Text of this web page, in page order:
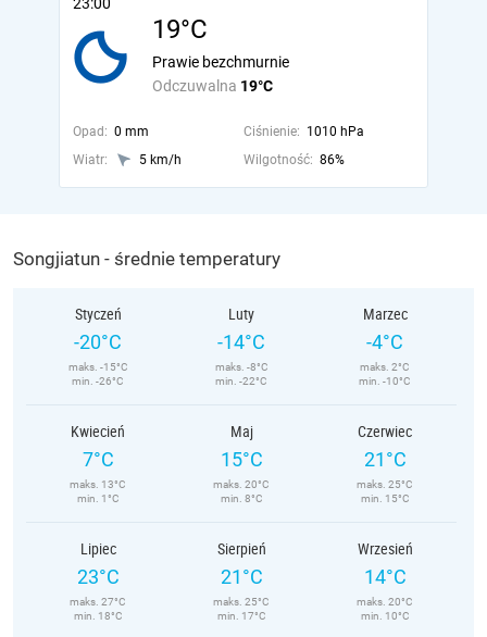
19°C
Odczuwalna 19°C
Prawie bezchmurnie
Opad: 0 mm Ciśnienie: 1010 hPa
Wiatr:
5 km/h Wilgotność: 86%
Songjiatun - średnie temperatury
Styczeń
-20°C
maks. -15°C
min. -26°C
Luty
-14°C
maks. -8°C
min. -22°C
Marzec
-4°C
maks. 2°C
min. -10°C
Kwiecień
7°C
maks. 13°C
min. 1°C
Maj
15°C
maks. 20°C
min. 8°C
Czerwiec
21°C
maks. 25°C
min. 15°C
Lipiec
23°C
maks. 27°C
min. 18°C
Sierpień
21°C
maks. 25°C
min. 17°C
Wrzesień
14°C
maks. 20°C
min. 10°C